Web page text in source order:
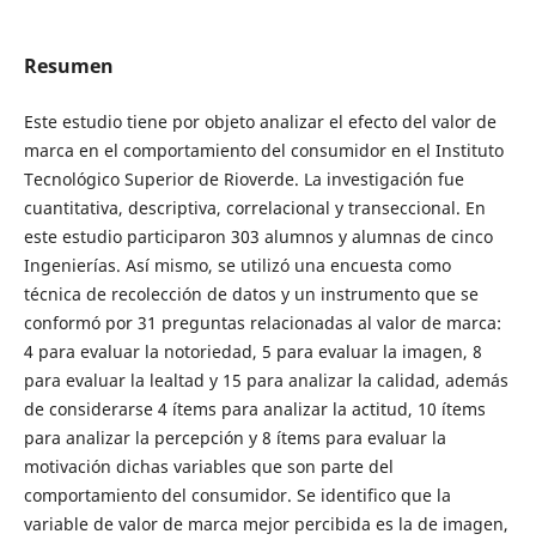
Resumen
Este estudio tiene por objeto analizar el efecto del valor de
marca en el comportamiento del consumidor en el Instituto
Tecnológico Superior de Rioverde. La investigación fue
cuantitativa, descriptiva, correlacional y transeccional. En
este estudio participaron 303 alumnos y alumnas de cinco
Ingenierías. Así mismo, se utilizó una encuesta como
técnica de recolección de datos y un instrumento que se
conformó por 31 preguntas relacionadas al valor de marca:
4 para evaluar la notoriedad, 5 para evaluar la imagen, 8
para evaluar la lealtad y 15 para analizar la calidad, además
de considerarse 4 ítems para analizar la actitud, 10 ítems
para analizar la percepción y 8 ítems para evaluar la
motivación dichas variables que son parte del
comportamiento del consumidor. Se identifico que la
variable de valor de marca mejor percibida es la de imagen,